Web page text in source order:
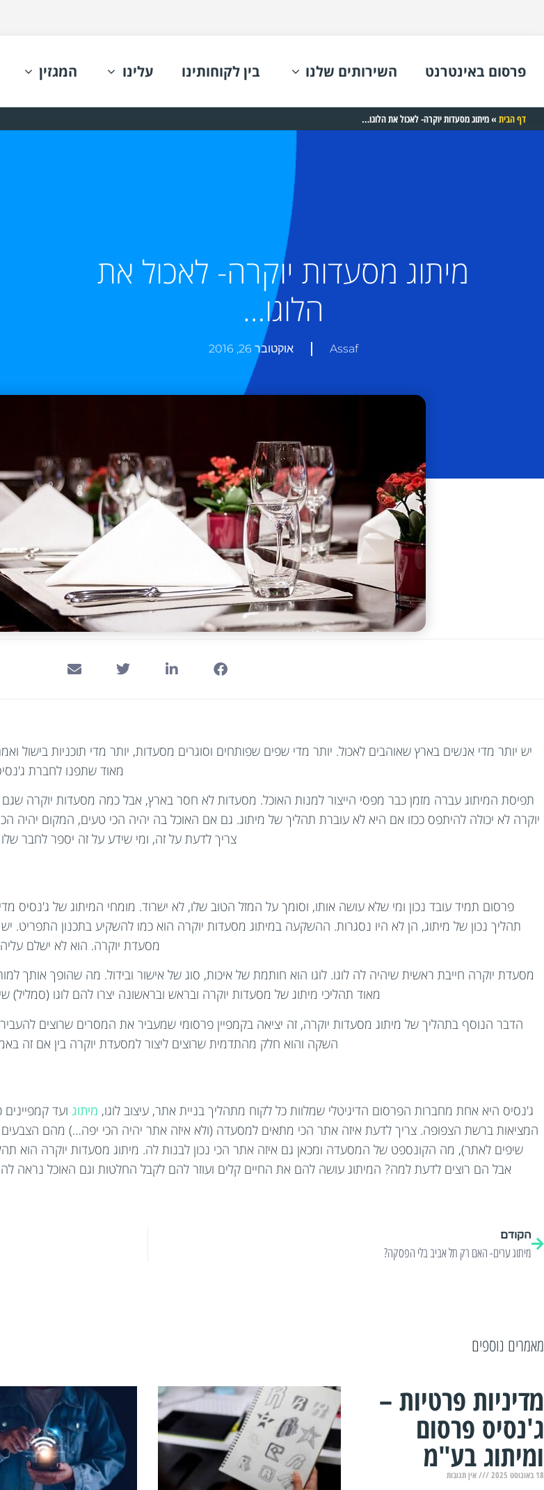
פרסום באינטרנט השירותים שלנו בין לקוחותינו עלינו המגזין
דף הבית »מיתוג מסעדות יוקרה- לאכול את הלוגו…
מיתוג מסעדות יוקרה- לאכול את
הלוגו…
Assaf אוקטובר 26, 2016
יש יותר מדי אנשים בארץ שאוהבים לאכול. יותר מדי שפים שפותחים וסוגרים מסעדות, יותר מדי תוכניות
מאוד שתפנו לחברת
תפיסת המיתוג עברה מזמן כבר מפסי הייצור למנות האוכל. מסעדות לא חסר בארץ, אבל כמה מסעדות יוקרה
יוקרה לא יכולה להיתפס ככזו אם היא לא עוברת תהליך של מיתוג. גם אם האוכל בה יהיה הכי טעים, המקום יהיה
צריך לדעת על זה, ומי שידע על זה יספר לחבר
פרסום תמיד עובד נכון ומי שלא עושה אותו, וסומך על המזל הטוב שלו, לא ישרוד. מומחי המיתוג של ג'נסיס
תהליך נכון של מיתוג, הן לא היו נסגרות. ההשקעה במיתוג מסעדות יוקרה הוא כמו להשקיע בתכנון
מסעדת יוקרה. הוא לא ישלם
מסעדת יוקרה חייבת ראשית שיהיה לה לוגו. לוגו הוא חותמת של איכות, סוג של אישור ובידול. מה שהופך אותך
מאוד תהליכי מיתוג של מסעדות יוקרה ובראש ובראשונה יצרו להם לוגו
הדבר הנוסף בתהליך של מיתוג מסעדות יוקרה, זה יציאה בקמפיין פרסומי שמעביר את המסרים שרוצים
השקה והוא חלק מהתדמית שרוצים ליצור למסעדת יוקרה בין אם זה
ג'נסיס היא אחת מחברות הפרסום הדיגיטלי שמלוות כל לקוח מתהליך בניית אתר, עיצוב לוגו, מיתוג ועד
המציאות ברשת הצפופה. צריך לדעת איזה אתר הכי מתאים למסעדה (ולא איזה אתר יהיה הכי יפה…) מהם
שיפים לאתר), מה הקונספט של המסעדה ומכאן גם איזה אתר הכי נכון לבנות לה. מיתוג מסעדות יוקרה הוא
אבל הם רוצים לדעת למה? המיתוג עושה להם את החיים קלים ועוזר להם לקבל החלטות וגם האוכל נראה
הקודם
מיתוג ערים- האם רק תל אביב בלי הפסקה?
מאמרים נוספים
מדיניות פרטיות –
ג'נסיס פרסום
ומיתוג בע"מ
18 באוגוסט 2025 אין תגובות